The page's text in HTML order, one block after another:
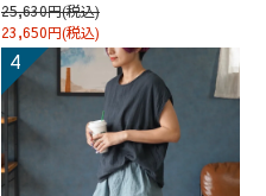
25,630円(税込)
23,650円(税込)